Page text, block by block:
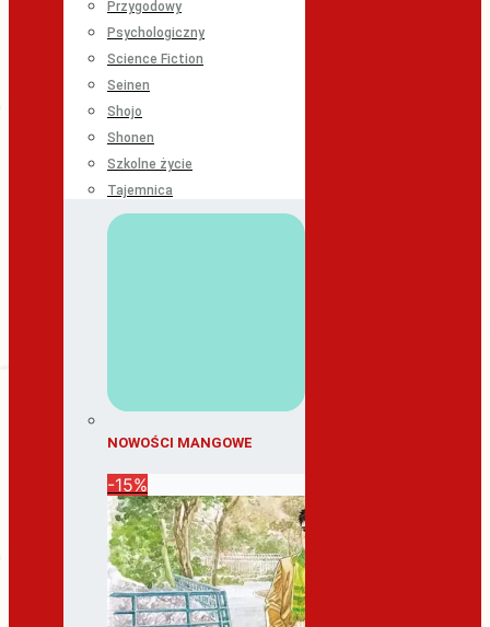
Przygodowy
Psychologiczny
Science Fiction
Seinen
Shojo
Shonen
Szkolne życie
Tajemnica
NOWOŚCI MANGOWE
-15%